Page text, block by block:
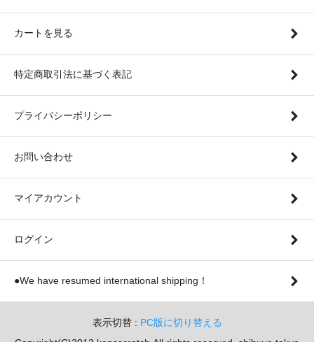
カートを見る
特定商取引法に基づく表記
プライバシーポリシー
お問い合わせ
マイアカウント
ログイン
●We have resumed international shipping！
表示切替 : PC版に切り替える